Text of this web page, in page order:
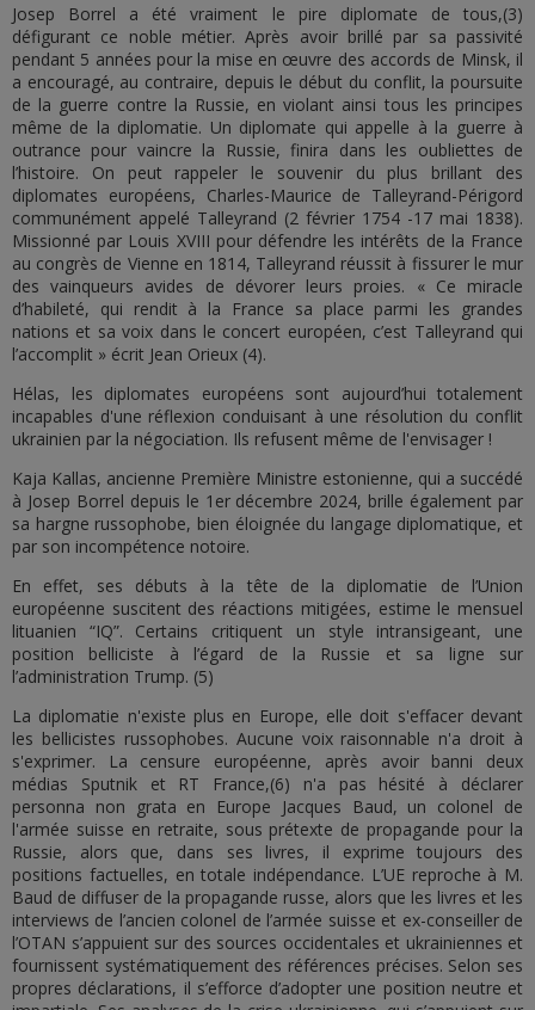
Josep Borrel a été vraiment le pire diplomate de tous,(3)
défigurant ce noble métier. Après avoir brillé par sa passivité
pendant 5 années pour la mise en œuvre des accords de Minsk, il
a encouragé, au contraire, depuis le début du conflit, la poursuite
de la guerre contre la Russie, en violant ainsi tous les principes
même de la diplomatie. Un diplomate qui appelle à la guerre à
outrance pour vaincre la Russie, finira dans les oubliettes de
l’histoire. On peut rappeler le souvenir du plus brillant des
diplomates européens, Charles-Maurice de Talleyrand-Périgord
communément appelé Talleyrand (2 février 1754 -17 mai 1838).
Missionné par Louis XVIII pour défendre les intérêts de la France
au congrès de Vienne en 1814, Talleyrand réussit à fissurer le mur
des vainqueurs avides de dévorer leurs proies. « Ce miracle
d’habileté, qui rendit à la France sa place parmi les grandes
nations et sa voix dans le concert européen, c’est Talleyrand qui
l’accomplit » écrit Jean Orieux (4).
Hélas, les diplomates européens sont aujourd’hui totalement
incapables d'une réflexion conduisant à une résolution du conflit
ukrainien par la négociation. Ils refusent même de l'envisager !
Kaja Kallas, ancienne Première Ministre estonienne, qui a succédé
à Josep Borrel depuis le 1er décembre 2024, brille également par
sa hargne russophobe, bien éloignée du langage diplomatique, et
par son incompétence notoire.
En effet, ses débuts à la tête de la diplomatie de l’Union
européenne suscitent des réactions mitigées, estime le mensuel
lituanien “IQ”. Certains critiquent un style intransigeant, une
position belliciste à l’égard de la Russie et sa ligne sur
l’administration Trump. (5)
La diplomatie n'existe plus en Europe, elle doit s'effacer devant
les bellicistes russophobes. Aucune voix raisonnable n'a droit à
s'exprimer. La censure européenne, après avoir banni deux
médias Sputnik et RT France,(6) n'a pas hésité à déclarer
personna non grata en Europe Jacques Baud, un colonel de
l'armée suisse en retraite, sous prétexte de propagande pour la
Russie, alors que, dans ses livres, il exprime toujours des
positions factuelles, en totale indépendance. L’UE reproche à M.
Baud de diffuser de la propagande russe, alors que les livres et les
interviews de l’ancien colonel de l’armée suisse et ex-conseiller de
l’OTAN s’appuient sur des sources occidentales et ukrainiennes et
fournissent systématiquement des références précises. Selon ses
propres déclarations, il s’efforce d’adopter une position neutre et